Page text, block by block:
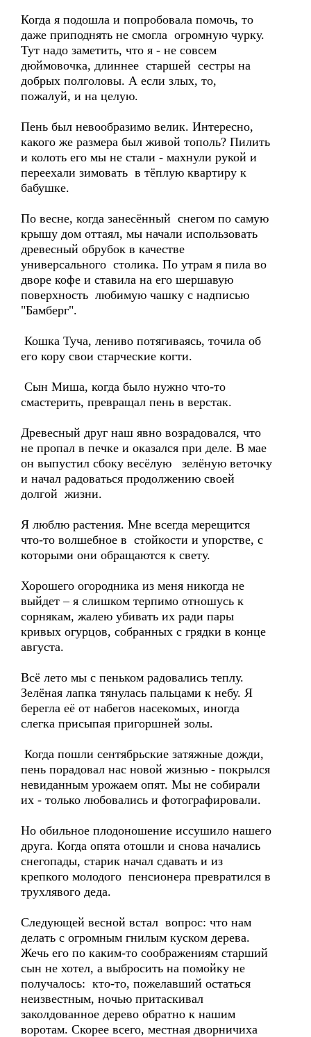
Когда я подошла и попробовала помочь, то
даже приподнять не смогла огромную чурку.
Тут надо заметить, что я - не совсем
дюймовочка, длиннее старшей сестры на
добрых полголовы. А если злых, то,
пожалуй, и на целую.
Пень был невообразимо велик. Интересно,
какого же размера был живой тополь? Пилить
и колоть его мы не стали - махнули рукой и
переехали зимовать в тёплую квартиру к
бабушке.
По весне, когда занесённый снегом по самую
крышу дом оттаял, мы начали использовать
древесный обрубок в качестве
универсального столика. По утрам я пила во
дворе кофе и ставила на его шершавую
поверхность любимую чашку с надписью
"Бамберг".
Кошка Туча, лениво потягиваясь, точила об
его кору свои старческие когти.
Сын Миша, когда было нужно что-то
смастерить, превращал пень в верстак.
Древесный друг наш явно возрадовался, что
не пропал в печке и оказался при деле. В мае
он выпустил сбоку весёлую зелёную веточку
и начал радоваться продолжению своей
долгой жизни.
Я люблю растения. Мне всегда мерещится
что-то волшебное в стойкости и упорстве, с
которыми они обращаются к свету.
Хорошего огородника из меня никогда не
выйдет – я слишком терпимо отношусь к
сорнякам, жалею убивать их ради пары
кривых огурцов, собранных с грядки в конце
августа.
Всё лето мы с пеньком радовались теплу.
Зелёная лапка тянулась пальцами к небу. Я
берегла её от набегов насекомых, иногда
слегка присыпая пригоршней золы.
Когда пошли сентябрьские затяжные дожди,
пень порадовал нас новой жизнью - покрылся
невиданным урожаем опят. Мы не собирали
их - только любовались и фотографировали.
Но обильное плодоношение иссушило нашего
друга. Когда опята отошли и снова начались
снегопады, старик начал сдавать и из
крепкого молодого пенсионера превратился в
трухлявого деда.
Следующей весной встал вопрос: что нам
делать с огромным гнилым куском дерева.
Жечь его по каким-то соображениям старший
сын не хотел, а выбросить на помойку не
получалось: кто-то, пожелавший остаться
неизвестным, ночью притаскивал
заколдованное дерево обратно к нашим
воротам. Скорее всего, местная дворничиха